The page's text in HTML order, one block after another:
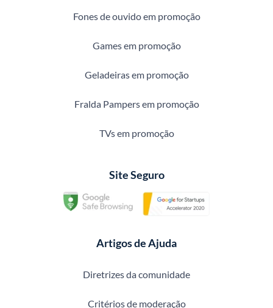
Fones de ouvido em promoção
Games em promoção
Geladeiras em promoção
Fralda Pampers em promoção
TVs em promoção
Site Seguro
Artigos de Ajuda
Diretrizes da comunidade
Critérios de moderação